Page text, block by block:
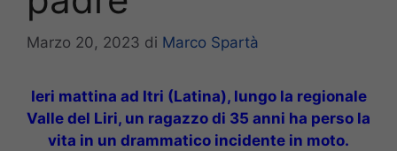
Marzo 20, 2023 di Marco Spartà
Ieri mattina ad Itri (Latina), lungo la regionale
Valle del Liri, un ragazzo di 35 anni ha perso la
vita in un drammatico incidente in moto.